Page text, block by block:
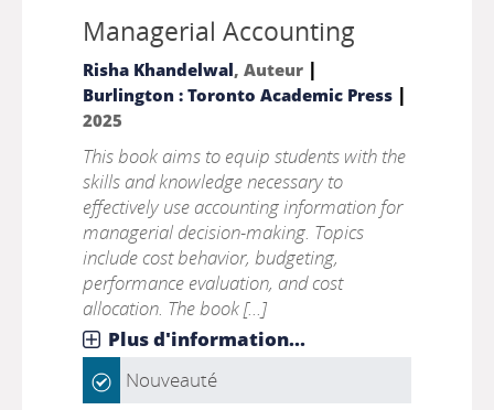
Managerial Accounting
Risha Khandelwal, Auteur |
Burlington : Toronto Academic Press|
2025
This book aims to equip students with the
skills and knowledge necessary to
effectively use accounting information for
managerial decision-making. Topics
include cost behavior, budgeting,
performance evaluation, and cost
allocation. The book [...]
Plus d'information...
Nouveauté